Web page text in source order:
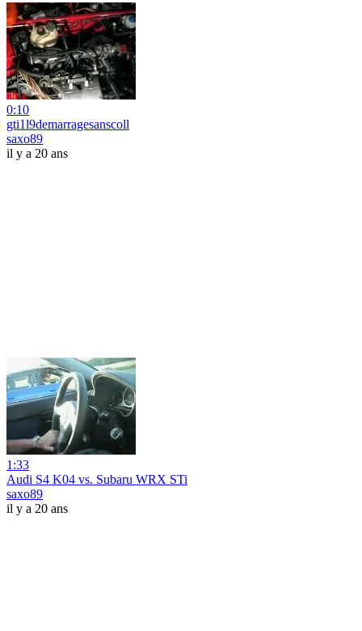
0:10
gti1l9demarragesanscoll
saxo89
il y a 20 ans
1:33
Audi S4 K04 vs. Subaru WRX STi
saxo89
il y a 20 ans